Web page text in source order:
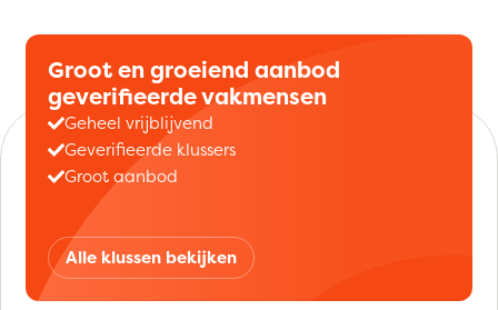
Groot en groeiend aanbod
geverifieerde vakmensen
Geheel vrijblijvend
Geverifieerde klussers
Groot aanbod
Alle klussen bekijken